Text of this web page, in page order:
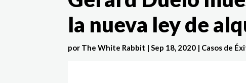
la nueva ley de
por The White Rabbit |Sep 18, 2020 | Casos de